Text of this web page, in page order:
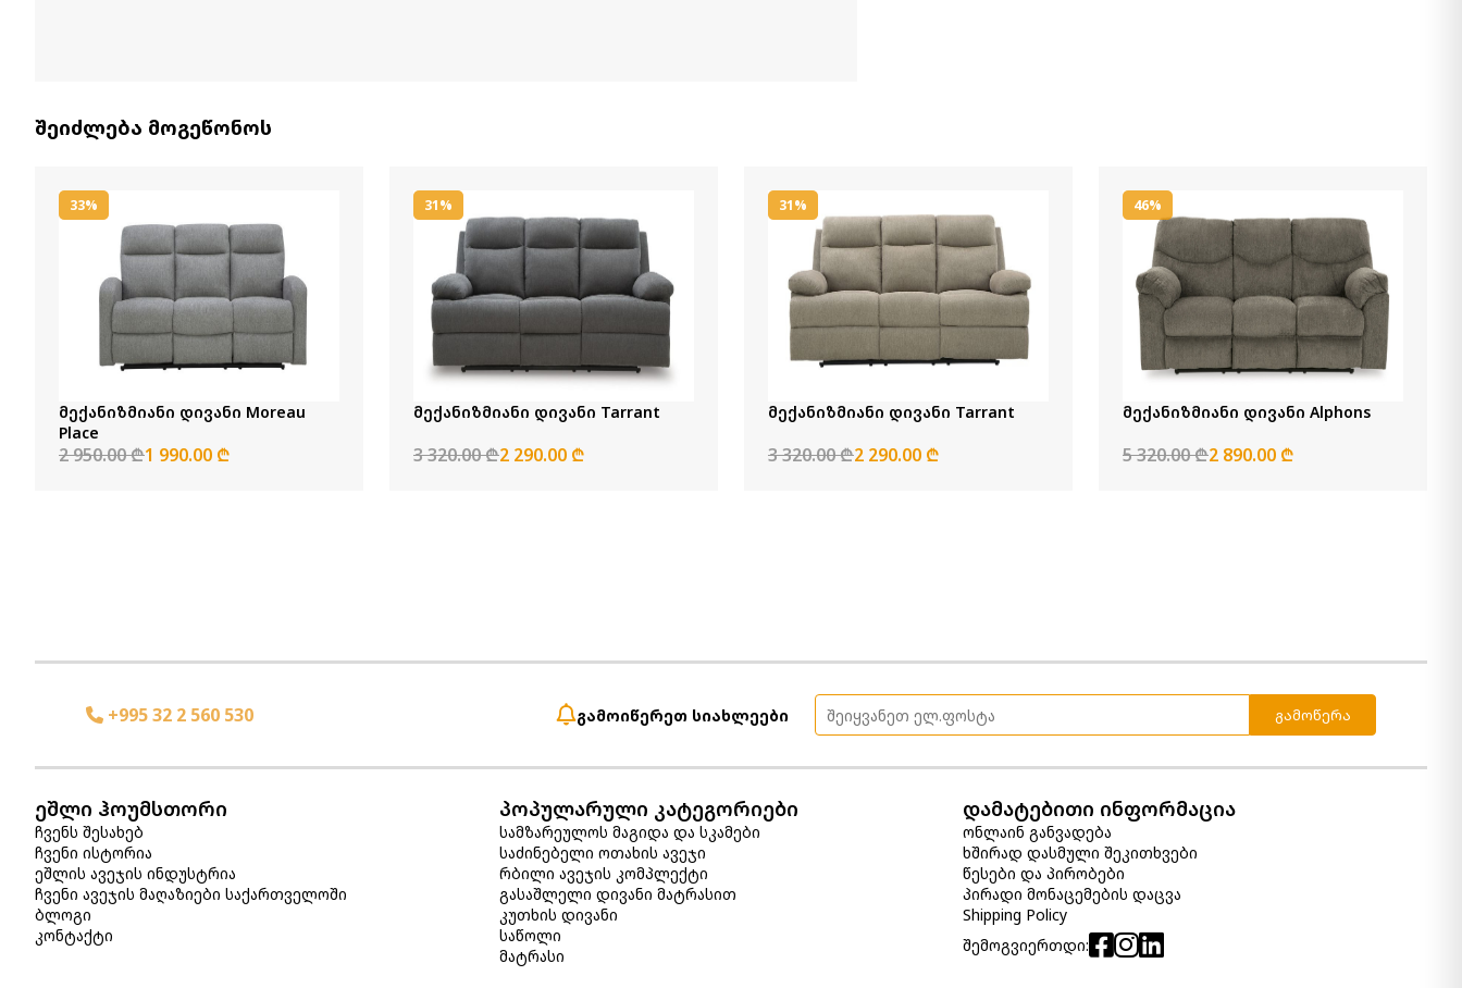
შეიძლება მოგეწონოს
33%
მექანიზმიანი დივანი Moreau
Place
2 950.00 ₾1 990.00 ₾
31%
მექანიზმიანი დივანი Tarrant
3 320.00 ₾2 290.00 ₾
31%
მექანიზმიანი დივანი Tarrant
3 320.00 ₾2 290.00 ₾
46%
მექანიზმიანი დივანი Alphons
5 320.00 ₾2 890.00 ₾
+995 32 2 560 530 გამოიწერეთ სიახლეები გამოწერა
ეშლი ჰოუმსთორი
ჩვენს შესახებ
ჩვენი ისტორია
ეშლის ავეჯის ინდუსტრია
ჩვენი ავეჯის მაღაზიები საქართველოში
ბლოგი
კონტაქტი
პოპულარული კატეგორიები
სამზარეულოს მაგიდა და სკამები
საძინებელი ოთახის ავეჯი
რბილი ავეჯის კომპლექტი
გასაშლელი დივანი მატრასით
კუთხის დივანი
საწოლი
მატრასი
დამატებითი ინფორმაცია
ონლაინ განვადება
ხშირად დასმული შეკითხვები
წესები და პირობები
პირადი მონაცემების დაცვა
Shipping Policy
შემოგვიერთდი: